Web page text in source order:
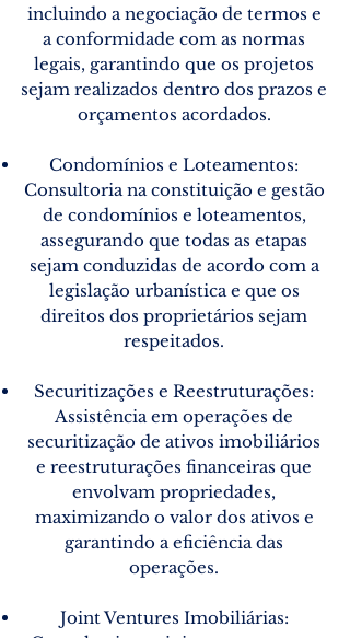
incluindo a negociação de termos e
a conformidade com as normas
legais, garantindo que os projetos
sejam realizados dentro dos prazos e
orçamentos acordados.
Condomínios e Loteamentos:
Consultoria na constituição e gestão
de condomínios e loteamentos,
assegurando que todas as etapas
sejam conduzidas de acordo com a
legislação urbanística e que os
direitos dos proprietários sejam
respeitados.
Securitizações e Reestruturações:
Assistência em operações de
securitização de ativos imobiliários
e reestruturações financeiras que
envolvam propriedades,
maximizando o valor dos ativos e
garantindo a eficiência das
operações.
Joint Ventures Imobiliárias: